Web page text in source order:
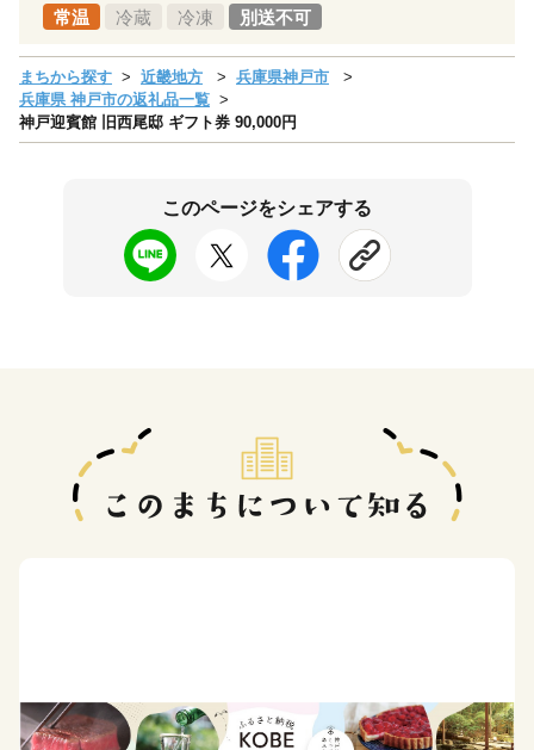
常温 冷蔵 冷凍 別送不可
まちから探す 近畿地方
兵庫県神戸市
兵庫県 神戸市の返礼品一覧
神戸迎賓館 旧西尾邸 ギフト券 90,000円
このページをシェアする